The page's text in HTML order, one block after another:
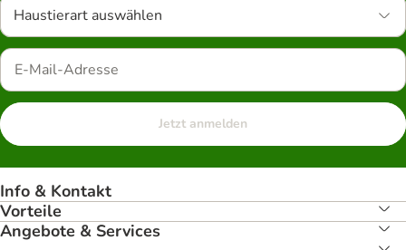
Haustierart auswählen
Jetzt anmelden
Info & Kontakt
Vorteile
Angebote & Services